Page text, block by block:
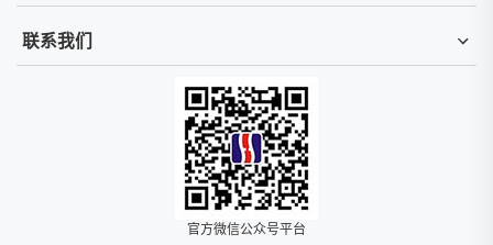
联系我们
官方微信公众号平台